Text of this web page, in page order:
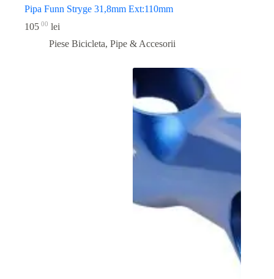
Pipa Funn Stryge 31,8mm Ext:110mm
105 00 lei
Piese Bicicleta, Pipe & Accesorii